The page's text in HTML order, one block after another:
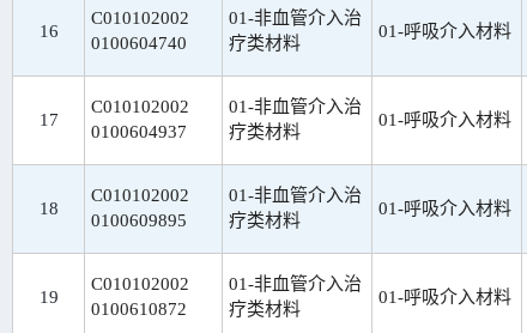
16
C010102002
0100604740
01-非血管介入治
疗类材料
01-呼吸介入材料
17
C010102002
0100604937
01-非血管介入治
疗类材料
01-呼吸介入材料
18
C010102002
0100609895
01-非血管介入治
疗类材料
01-呼吸介入材料
19
C010102002
0100610872
01-非血管介入治
疗类材料
01-呼吸介入材料